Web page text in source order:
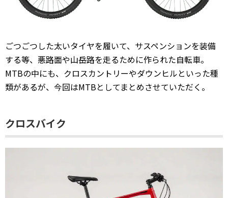
ごつごつした太いタイヤを履いて、サスペンションを装備
する等、悪路面や山岳路を走るために作られた自転車。
MTBの中にも、クロスカントリーやダウンヒルといった種
類があるが、今回はMTBとしてまとめさせていただく。
クロスバイク